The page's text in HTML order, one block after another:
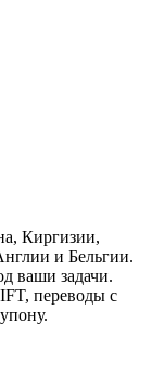
Киргизии,
и Бельгии.
ваши задачи.
переводы с